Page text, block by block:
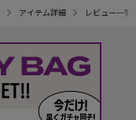
アイテム詳細 レビュー一覧